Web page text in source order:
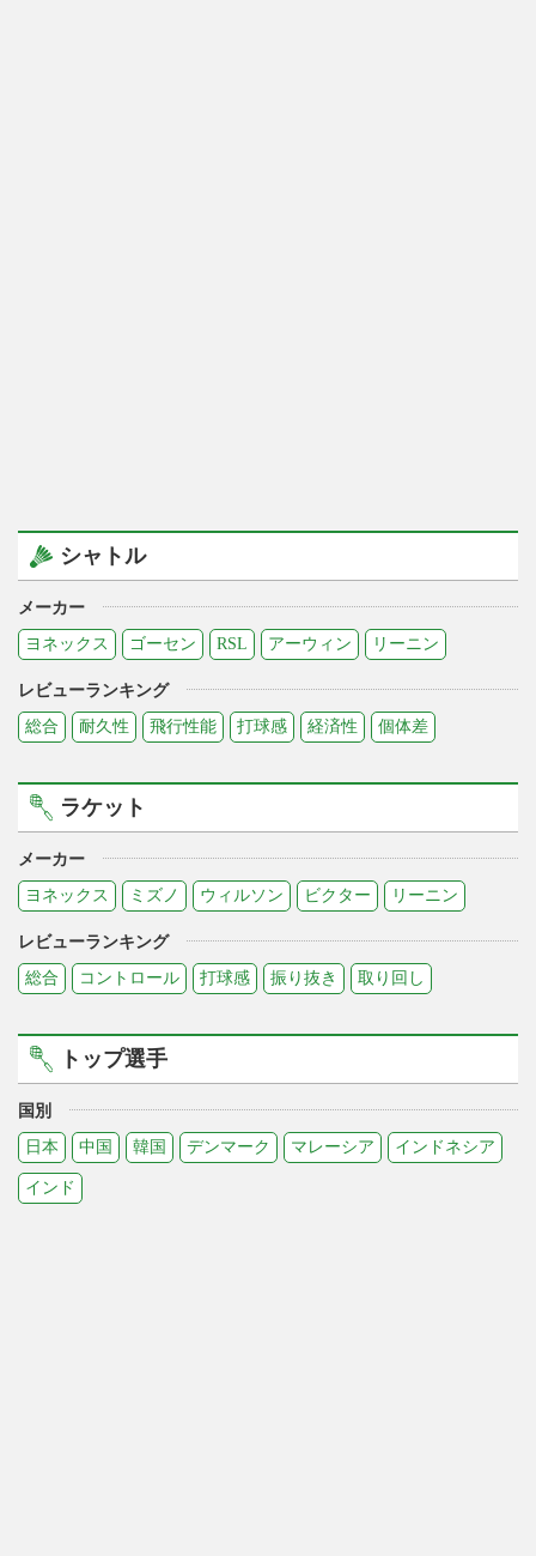
シャトル
メーカー
ヨネックス
ゴーセン RSL アーウィン リーニン
レビューランキング
総合
耐久性 飛行性能 打球感 経済性 個体差
ラケット
メーカー
ヨネックス
ミズノ ウィルソン ビクター リーニン
レビューランキング
総合
コントロール 打球感 振り抜き 取り回し
トップ選手
国別
日本
中国 韓国 デンマーク マレーシア インドネシア
インド